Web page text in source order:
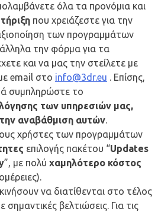
όλα τα προνόμια και
που χρειάζεστε για την
των προγραμμάτων
την φόρμα για τα
και να μας την στείλετε με
email στο info@3dr.eu . Επίσης,
συμπληρώστε το
των υπηρεσιών μας,
αναβάθμιση αυτών.
χρήστες των προγραμμάτων
επιλογής πακέτου “Updates
”, με πολύ χαμηλότερο κόστος
να διατίθενται στο τέλος
βελτιώσεις. Για τις